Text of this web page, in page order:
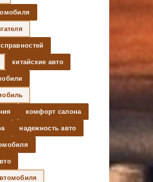
китайские авто
комфорт салона
надежность авто